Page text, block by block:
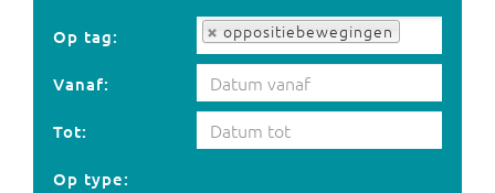
Op tag: oppositiebewegingen
Op tag:
Vanaf:
Tot:
Op type: